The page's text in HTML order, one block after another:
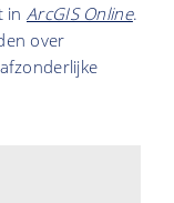
in ArcGIS Online.
over